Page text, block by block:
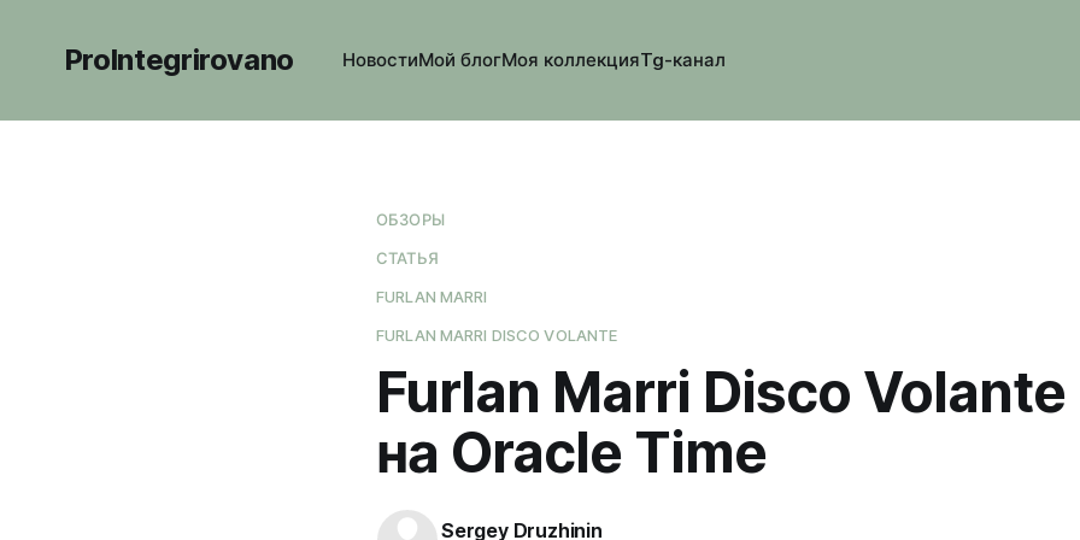
ProIntegrirovano НовостиМой блогМоя коллекцияTg-канал
ОБЗОРЫ
СТАТЬЯ
FURLAN MARRI
FURLAN MARRI DISCO VOLANTE
Furlan Marri Disco Volante
на Oracle Time
Sergey Druzhinin